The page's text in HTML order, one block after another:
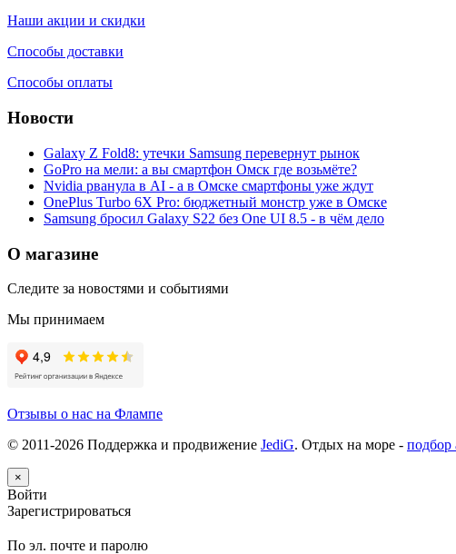
Наши акции и скидки
Способы доставки
Способы оплаты
Новости
Galaxy Z Fold8: утечки Samsung перевернут рынок
GoPro на мели: а вы смартфон Омск где возьмёте?
Nvidia рванула в AI - а в Омске смартфоны уже ждут
OnePlus Turbo 6X Pro: бюджетный монстр уже в Омске
Samsung бросил Galaxy S22 без One UI 8.5 - в чём дело
О магазине
Следите за новостями и событиями
Мы принимаем
Отзывы о нас на Флампе
© 2011-2026 Поддержка и продвижение JediG. Отдых на море - подбор
×
Войти
Зарегистрироваться
По эл. почте и паролю